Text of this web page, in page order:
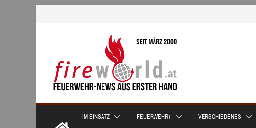
IM EINSATZ FEUERWEHR+ VERSCHIEDENES